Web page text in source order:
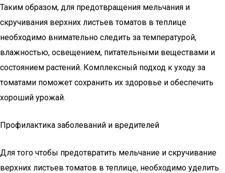
Таким образом, для предотвращения мельчания и
скручивания верхних листьев томатов в теплице
необходимо внимательно следить за температурой,
влажностью, освещением, питательными веществами и
состоянием растений. Комплексный подход к уходу за
томатами поможет сохранить их здоровье и обеспечить
хороший урожай.
Профилактика заболеваний и вредителей
Для того чтобы предотвратить мельчание и скручивание
верхних листьев томатов в теплице, необходимо уделить